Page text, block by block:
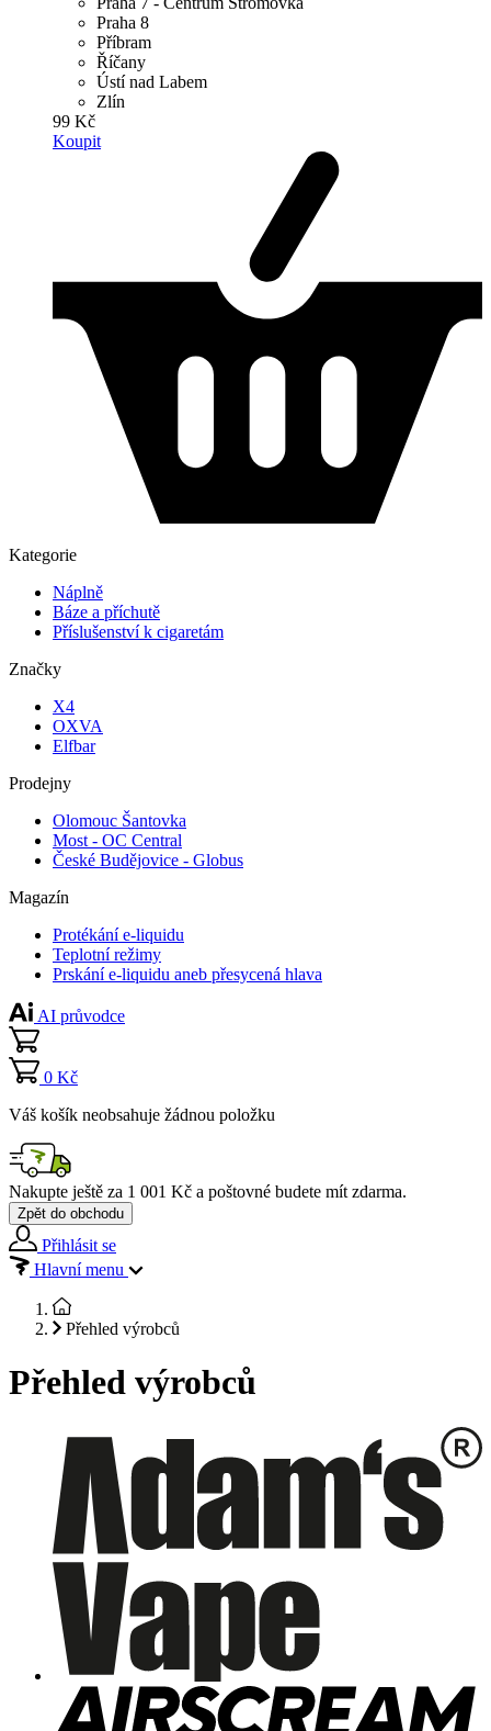
Praha 8
Příbram
Říčany
Ústí nad Labem
Zlín
99 Kč
Koupit
Kategorie
Náplně
Báze a příchutě
Příslušenství k cigaretám
Značky
X4
OXVA
Elfbar
Prodejny
Olomouc Šantovka
Most - OC Central
České Budějovice - Globus
Magazín
Protékání e-liquidu
Teplotní režimy
Prskání e-liquidu aneb přesycená hlava
AI průvodce
0 Kč
Váš košík neobsahuje žádnou položku
Nakupte ještě za 1 001 Kč a poštovné budete mít zdarma.
Zpět do obchodu
Přihlásit se
Hlavní menu
Přehled výrobců
Přehled výrobců